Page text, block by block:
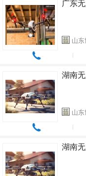
广东
山
湖南
山
湖南